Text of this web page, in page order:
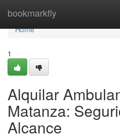
bookmarkfly
Home
Home
1
Alquilar
Matanza:
Alcance